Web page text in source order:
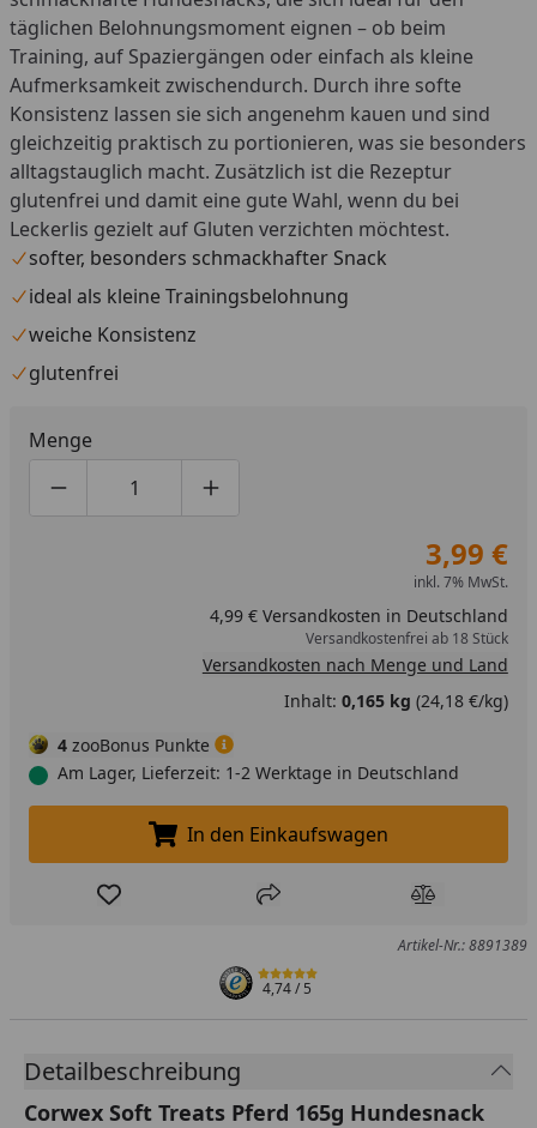
täglichen Belohnungsmoment eignen – ob beim
Training, auf Spaziergängen oder einfach als kleine
Aufmerksamkeit zwischendurch. Durch ihre softe
Konsistenz lassen sie sich angenehm kauen und sind
gleichzeitig praktisch zu portionieren, was sie besonders
alltagstauglich macht. Zusätzlich ist die Rezeptur
glutenfrei und damit eine gute Wahl, wenn du bei
Leckerlis gezielt auf Gluten verzichten möchtest.
softer, besonders schmackhafter Snack
ideal als kleine Trainingsbelohnung
weiche Konsistenz
glutenfrei
Menge
Produktmenge um eins verringern
Produktmenge manuell eingeben
Produktmenge um eins erhöhen
3,99 €
inkl. 7% MwSt.
4,99 € Versandkosten in Deutschland
Versandkostenfrei ab 18 Stück
Versandkosten nach Menge und Land
Inhalt: 0,165 kg (24,18 €/kg)
4 zooBonus Punkte
Am Lager, Lieferzeit: 1-2 Werktage in Deutschland
In den Einkaufswagen legen
In den Einkaufswagen
Produkt zur Wunschliste hinzufügen
Teilen Produkt
Artikel-Nr.: 8891389
4,74/ 5
Detailbeschreibung
Corwex Soft Treats Pferd 165g Hundesnack